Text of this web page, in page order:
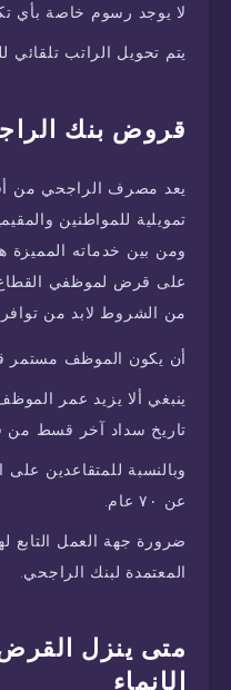
لا يوجد رسوم خاصة بأي
يتم تحويل الراتب
قروض بنك
يعد مصرف الراجحي من
تمويلية للمواطنين
ومن بين خدماته المميزة
على قرض لموظفي
من الشروط لابد من
أن يكون الموظف مستمر
تاريخ سداد آخر قسط من
وبالنسبة للمتقاعدين على
عن ٧٠ عام.
ضرورة جهة العمل
المعتمدة لبنك الراجحي.
متى ينزل
الإنماء